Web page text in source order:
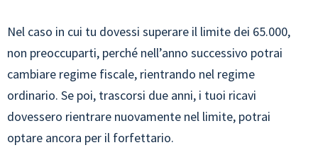
Nel caso in cui tu dovessi superare il limite dei 65.000,
non preoccuparti, perché nell’anno successivo potrai
cambiare regime fiscale, rientrando nel regime
ordinario. Se poi, trascorsi due anni, i tuoi ricavi
dovessero rientrare nuovamente nel limite, potrai
optare ancora per il forfettario.